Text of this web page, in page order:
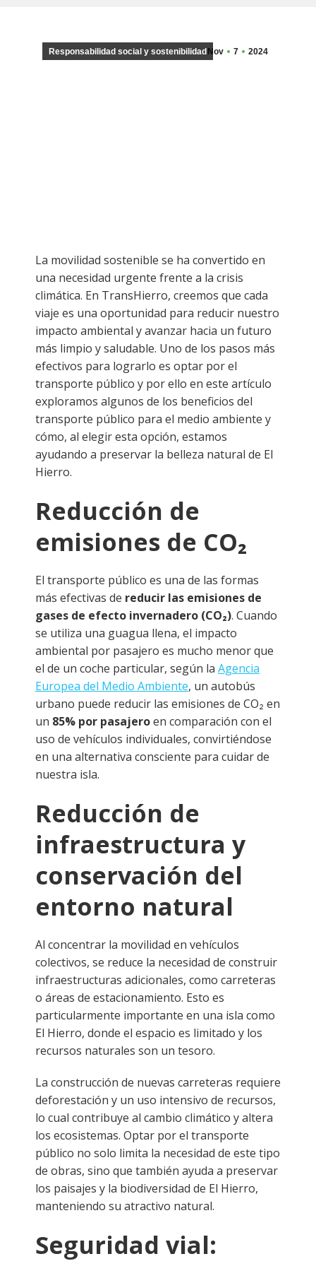
Nov 7 2024
Responsabilidad social y sostenibilidad
La movilidad sostenible se ha convertido en
una necesidad urgente frente a la crisis
climática. En TransHierro, creemos que cada
viaje es una oportunidad para reducir nuestro
impacto ambiental y avanzar hacia un futuro
más limpio y saludable. Uno de los pasos más
efectivos para lograrlo es optar por el
transporte público y por ello en este artículo
exploramos algunos de los beneficios del
transporte público para el medio ambiente y
cómo, al elegir esta opción, estamos
ayudando a preservar la belleza natural de El
Hierro.
Reducción de
emisiones de CO₂
El transporte público es una de las formas
más efectivas de reducir las emisiones de
gases de efecto invernadero (CO₂). Cuando
se utiliza una guagua llena, el impacto
ambiental por pasajero es mucho menor que
el de un coche particular, según la Agencia
Europea del Medio Ambiente, un autobús
urbano puede reducir las emisiones de CO₂ en
un 85% por pasajeroen comparación con el
uso de vehículos individuales, convirtiéndose
en una alternativa consciente para cuidar de
nuestra isla.
Reducción de
infraestructura y
conservación del
entorno natural
Al concentrar la movilidad en vehículos
colectivos, se reduce la necesidad de construir
infraestructuras adicionales, como carreteras
o áreas de estacionamiento. Esto es
particularmente importante en una isla como
El Hierro, donde el espacio es limitado y los
recursos naturales son un tesoro.
La construcción de nuevas carreteras requiere
deforestación y un uso intensivo de recursos,
lo cual contribuye al cambio climático y altera
los ecosistemas. Optar por el transporte
público no solo limita la necesidad de este tipo
de obras, sino que también ayuda a preservar
los paisajes y la biodiversidad de El Hierro,
manteniendo su atractivo natural.
Seguridad vial: